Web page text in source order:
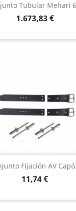
Tubular Mehari
Precio
1.673,83 €
Fijación AV
Precio
11,74 €